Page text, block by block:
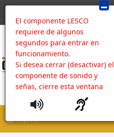
El componente LESCO
requiere de algunos
segundos para entrar en
funcionamiento.
Si desea cerrar (desactivar) el
componente de sonido y
señas, cierre esta ventana
MENU